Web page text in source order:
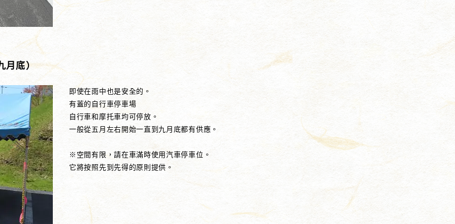
月底）
即使在雨中也是安全的。
有蓋的自行車停車場
自行車和摩托車均可停放。
一般從五月左右開始一直到九月底都有供應。
※空間有限，請在車滿時使用汽車停車位。
它將按照先到先得的原則提供。